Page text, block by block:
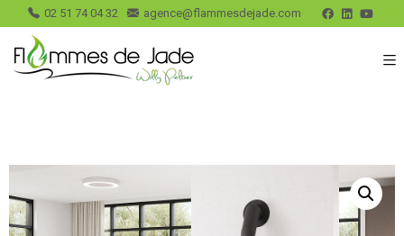
02 51 74 04 32 agence@flammesdejade.com